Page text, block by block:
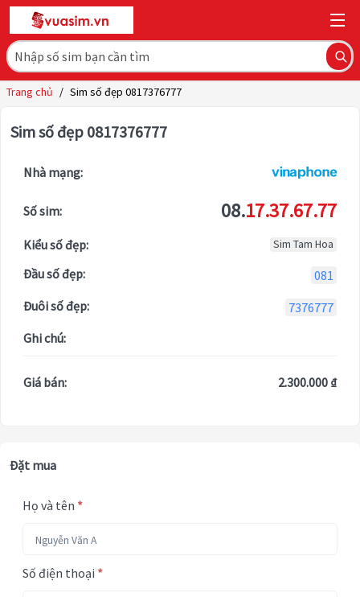
Trang chủ / Sim số đẹp 0817376777
Sim số đẹp 0817376777
Nhà mạng:
Số sim: 08.17.37.67.77
Kiểu số đẹp: Sim Tam Hoa
Đầu số đẹp:
081
Đuôi số đẹp:
7376777
Ghi chú:
Giá bán: 2.300.000 ₫
Đặt mua
Họ và tên *
Số điện thoại *